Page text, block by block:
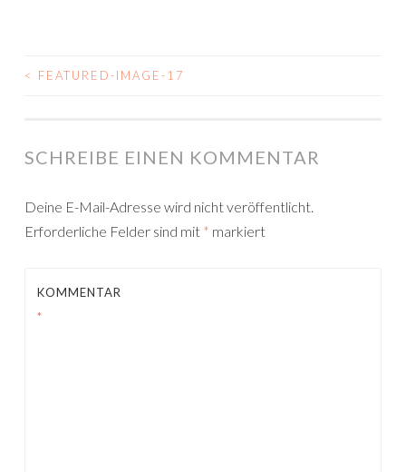
BEITRAGSNAVIGATION
< FEATURED-IMAGE-17
SCHREIBE EINEN KOMMENTAR
Deine E-Mail-Adresse wird nicht veröffentlicht.
Erforderliche Felder sind mit * markiert
KOMMENTAR
*